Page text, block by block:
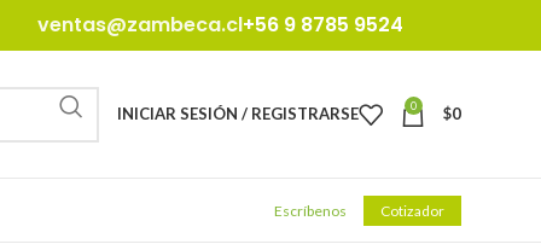
ventas@zambeca.cl+56 9 8785 9524
INICIAR SESIÓN / REGISTRARSE 0 $0
Escríbenos Cotizador